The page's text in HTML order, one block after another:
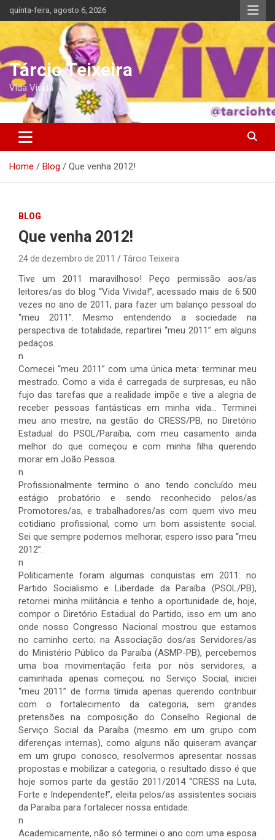
to
quinta-feira, agosto 6, 2026
Tárcio Teixeira
Vida Vivida
Home Blog Que venha 2012!
BLOG
Que venha 2012!
24 de dezembro de 2011 Tárcio Teixeira
Tive um 2011 maravilhoso! Peço permissão aos/as
leitores/as do blog “Vida Vivida!”, acessado mais de 6.500
vezes no ano de 2011, para fazer um balanço pessoal do
“meu 2011”. Mesmo entendendo a sociedade na
perspectiva de totalidade, repartirei “meu 2011” em alguns
pedaços.
n
Comecei “meu 2011” com uma única meta: terminar meu
mestrado. Como a vida é carregada de surpresas, eu não
fujo das tarefas que a realidade impõe e tive a alegria de
receber pessoas fantásticas em minha vida… Terminei
meu ano mestre, na gestão do CRESS/PB, no Diretório
Estadual do PSOL/Paraíba, com meu casamento ainda
melhor do que começou e com minha filha querendo
morar em João Pessoa.
n
Profissionalmente termino o ano tendo concluído meu
estágio probatório e sendo reconhecido pelos/as
Promotores/as, e trabalhadores/as com quem vivo meu
cotidiano profissional, como um bom assistente social.
Sei que sempre podemos melhorar, espero isso para “meu
2012”.
n
Politicamente foram algumas conquistas em 2011: no
Partido Socialismo e Liberdade da Paraíba (PSOL/PB),
retornei minha militância e tenho a oportunidade de, hoje,
compor o Diretório Estadual do Partido, isso em um ano
onde nosso Congresso Nacional mostrou que estamos
no caminho certo; na Associação dos/as Servidores/as
do Ministério Público da Paraíba (ASMP-PB), percebemos
uma boa movimentação feita por nós servidores, a
caminhada apenas começou; no Serviço Social, iniciei
“meu 2011” de forma tímida apenas querendo contribuir
com o fortalecimento da categoria, sem grandes
pretensões na composição do Conselho Regional de
Serviço Social da Paraíba (mesmo em um grupo com
diferenças internas), como alguns não quiseram avançar
em um grupo conosco, resolvermos apresentar nossas
propostas e mobilizar a categoria, o resultado disso é que
hoje somos parte da gestão 2011/2014 “CRESS na Luta,
Forte e Independente!”, eleita pelos/as assistentes sociais
da Paraíba para fortalecer nossa entidade.
n
Academicamente, não só terminei o ano com uma esposa